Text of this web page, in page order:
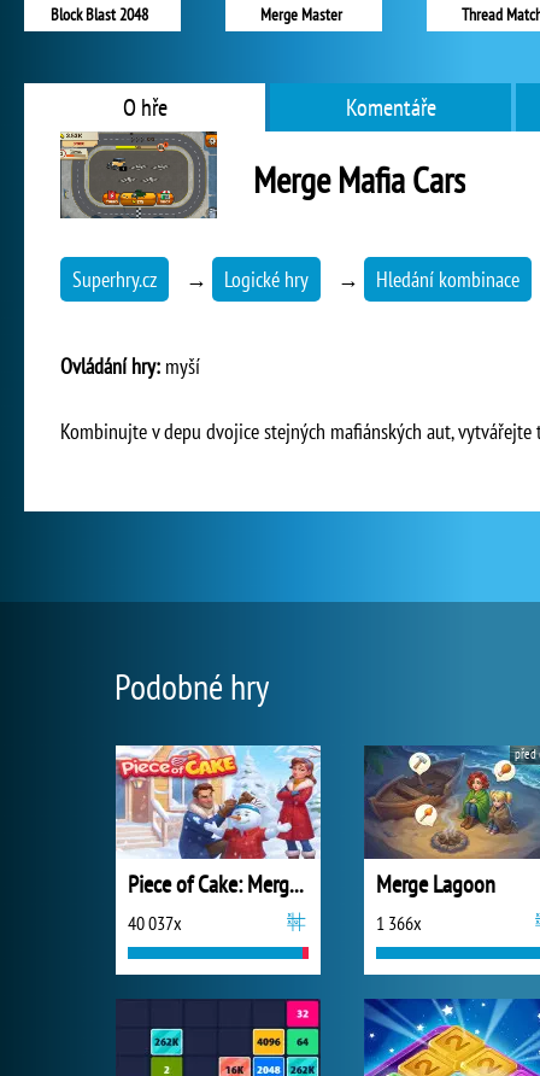
Block Blast 2048 Merge Master Thread
O hře Komentáře
Merge Mafia Cars
Superhry.cz → Logické hry → Hledání kombinace
Ovládání hry: myší
Kombinujte v depu dvojice stejných mafiánských aut,
Podobné hry
Piece of Cake: Merge and Bake
40 037x
Merge Lagoon
1 366x
před